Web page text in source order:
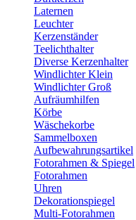
Laternen
Leuchter
Kerzenständer
Teelichthalter
Diverse Kerzenhalter
Windlichter Klein
Windlichter Groß
Aufräumhilfen
Körbe
Wäschekorbe
Sammelboxen
Aufbewahrungsartikel
Fotorahmen & Spiegel
Fotorahmen
Uhren
Dekorationspiegel
Multi-Fotorahmen